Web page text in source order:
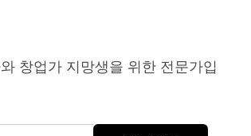
창업가 지망생을 위한 전문가입